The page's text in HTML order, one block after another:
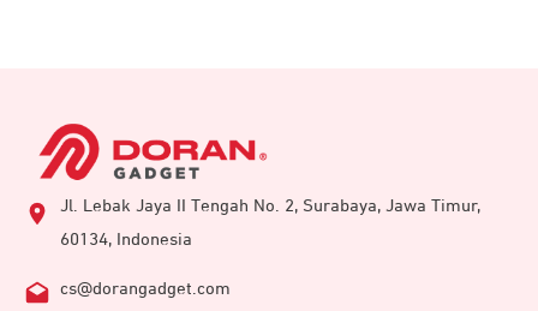
Jl. Lebak Jaya II Tengah No. 2, Surabaya, Jawa Timur,
60134, Indonesia
cs@dorangadget.com